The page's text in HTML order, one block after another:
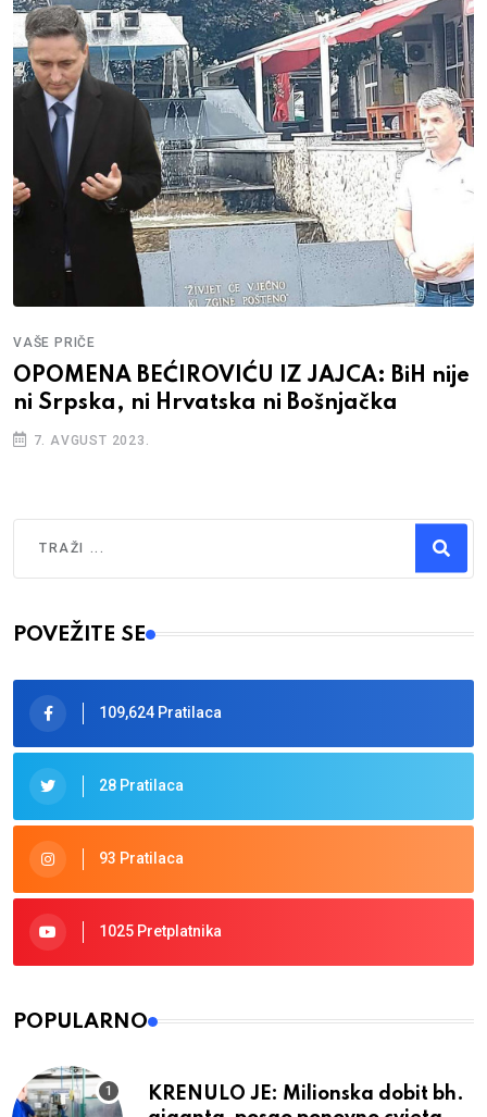
VAŠE PRIČE
OPOMENA BEĆIROVIĆU IZ JAJCA: BiH nije
ni Srpska, ni Hrvatska ni Bošnjačka
7. AVGUST 2023.
Type 2 or more characters for results.
POVEŽITE SE
109,624 Pratilaca
28 Pratilaca
93 Pratilaca
1025 Pretplatnika
POPULARNO
KRENULO JE: Milionska dobit bh.